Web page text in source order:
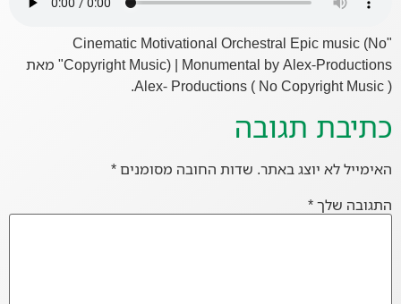
"Cinematic Motivational Orchestral Epic music (No
Copyright Music) | Monumental by Alex-Productions" מאת
Alex- Productions ( No Copyright Music ).
כתיבת תגובה
האימייל לא יוצג באתר. שדות החובה מסומנים*
התגובה שלך*